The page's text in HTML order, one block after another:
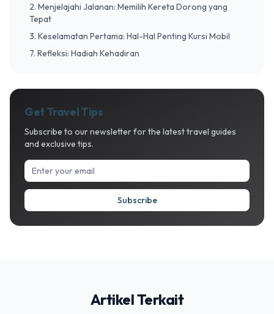
2. Menjelajahi Jalanan: Memilih Kereta Dorong yang
Tepat
3. Keselamatan Pertama: Hal-Hal Penting Kursi Mobil
​7. Refleksi: Hadiah Kehadiran
Get Travel Tips
Subscribe to our newsletter for the latest travel guides
and exclusive tips.
Subscribe
Artikel Terkait